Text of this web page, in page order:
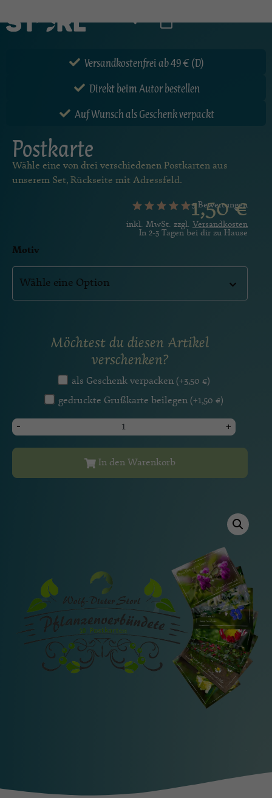
Versandkostenfrei ab 49 € (D)
Direkt beim Autor bestellen
Auf Wunsch als Geschenk verpackt
Postkarte
Wähle eine von drei verschiedenen Postkarten aus
unserem Set, Rückseite mit Adressfeld.
5 Bewertungen
1,50€
inkl. MwSt. zzgl. Versandkosten
In 2-3 Tagen bei dir zu Hause
Motiv
Möchtest du diesen Artikel
verschenken?
als Geschenk verpacken (+3,50 €)
gedruckte Grußkarte beilegen (+1,50 €)
- +
In den Warenkorb